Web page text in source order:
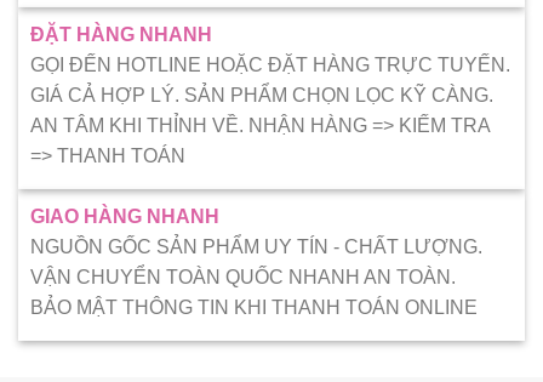
ĐẶT HÀNG NHANH
GỌI ĐẾN HOTLINE HOẶC ĐẶT HÀNG TRỰC TUYẾN.
GIÁ CẢ HỢP LÝ. SẢN PHẨM CHỌN LỌC KỸ CÀNG.
AN TÂM KHI THỈNH VỀ. NHẬN HÀNG => KIẾM TRA
=> THANH TOÁN
GIAO HÀNG NHANH
NGUỒN GỐC SẢN PHẨM UY TÍN - CHẤT LƯỢNG.
VẬN CHUYỂN TOÀN QUỐC NHANH AN TOÀN.
BẢO MẬT THÔNG TIN KHI THANH TOÁN ONLINE